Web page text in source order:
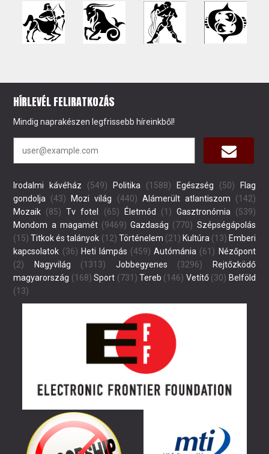
HÍRLEVÉL FELIRATKOZÁS
Mindig naprakészen legfrissebb híreinkből!
Irodalmi kávéház (549) Politika (1588) Egészség (50)
Flag
gondolja (43) Mozi világ (440) Alámerült atlantiszom (142)
Mozaik (85) Tv fotel (65) Életmód (1) Gasztronómia (539)
Mondom a magamét(9469) Gazdaság (770) Szépségápolás
(15) Titkok és talányok (12) Történelem (21) Kultúra (13) Emberi
kapcsolatok (36) Heti lámpás (459) Autómánia (61) Nézőpont
(2)
Nagyvilág (1313) Jobbegyenes (3296)
Rejtőzködő
magyarország (168) Sport (731) Tereb (146) Vetítő(30) Belföld
(13)